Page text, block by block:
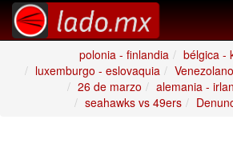
polonia - finlandia
bélgica -
luxemburgo - eslovaquia
26 de marzo
alemania -
seahawks vs 49ers